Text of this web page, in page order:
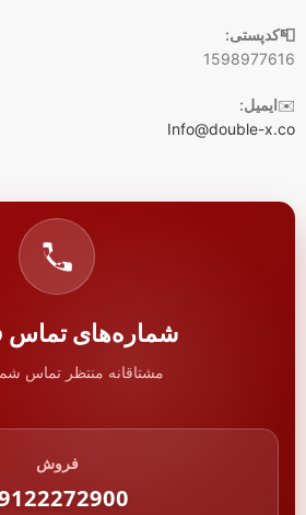
📮کدپستی:
1598977616
✉️ایمیل:
Info@double-x.co
شماره‌های
مشتاقانه منتظر تماس
فروش